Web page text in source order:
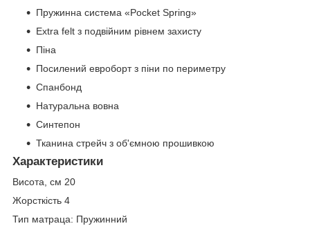
Пружинна система «Pocket Spring»
Extra felt з подвійним рівнем захисту
Піна
Посилений евроборт з піни по периметру
Спанбонд
Натуральна вовна
Синтепон
Тканина стрейч з об'ємною прошивкою
Характеристики
Висота, см 20
Жорсткість 4
Тип матраца: Пружинний